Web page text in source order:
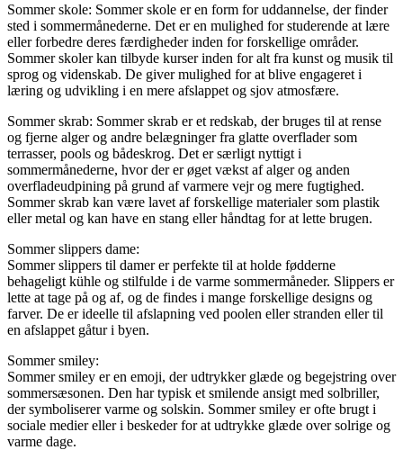
Sommer skole: Sommer skole er en form for uddannelse, der finder
sted i sommermånederne. Det er en mulighed for studerende at lære
eller forbedre deres færdigheder inden for forskellige områder.
Sommer skoler kan tilbyde kurser inden for alt fra kunst og musik til
sprog og videnskab. De giver mulighed for at blive engageret i
læring og udvikling i en mere afslappet og sjov atmosfære.
Sommer skrab: Sommer skrab er et redskab, der bruges til at rense
og fjerne alger og andre belægninger fra glatte overflader som
terrasser, pools og bådeskrog. Det er særligt nyttigt i
sommermånederne, hvor der er øget vækst af alger og anden
overfladeudpining på grund af varmere vejr og mere fugtighed.
Sommer skrab kan være lavet af forskellige materialer som plastik
eller metal og kan have en stang eller håndtag for at lette brugen.
Sommer slippers dame:
Sommer slippers til damer er perfekte til at holde fødderne
behageligt kühle og stilfulde i de varme sommermåneder. Slippers er
lette at tage på og af, og de findes i mange forskellige designs og
farver. De er ideelle til afslapning ved poolen eller stranden eller til
en afslappet gåtur i byen.
Sommer smiley:
Sommer smiley er en emoji, der udtrykker glæde og begejstring over
sommersæsonen. Den har typisk et smilende ansigt med solbriller,
der symboliserer varme og solskin. Sommer smiley er ofte brugt i
sociale medier eller i beskeder for at udtrykke glæde over solrige og
varme dage.